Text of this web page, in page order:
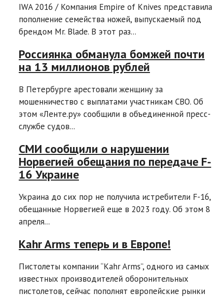
IWA 2016 / Компания Empire of Knives представила
пополнение семейства ножей, выпускаемый под
брендом Mr. Blade. В этот раз...
Россиянка обманула бомжей почти
на 13 миллионов рублей
В Петербурге арестовали женщину за
мошенничество с выплатами участникам СВО. Об
этом «Ленте.ру» сообщили в объединенной пресс-
службе судов...
СМИ сообщили о нарушении
Норвегией обещания по передаче F-
16 Украине
Украина до сих пор не получила истребители F-16,
обещанные Норвегией еще в 2023 году. Об этом 8
апреля...
Kahr Arms теперь и в Европе!
Пистолеты компании “Kahr Arms”, одного из самых
известных производителей оборонительных
пистолетов, сейчас пополнят европейские рынки